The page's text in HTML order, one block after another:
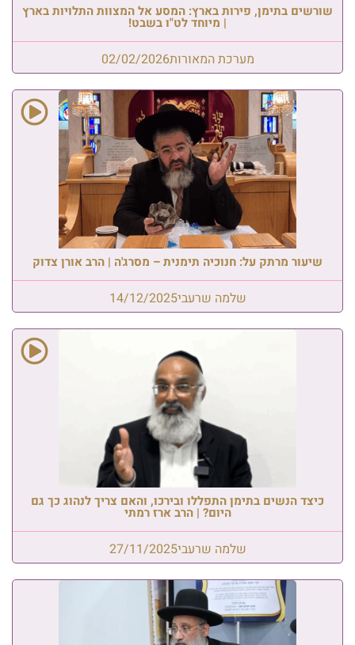
שורשים בתימן, פירות בארץ: המסע אל המצוות התלויות בארץ
| מיוחד לט"ו בשבט!
מערכת המאורות02/02/2026
שיעור מרתק על: חנוכיה תימנית – מסרג'ה | הרב אורן צדוק
שלמה שרעבי14/12/2025
כיצד הנשים בתימן התפללו ובירכו, והאם צריך לנהוג כך גם
היום? | הרב ארז רמתי
שלמה שרעבי27/11/2025